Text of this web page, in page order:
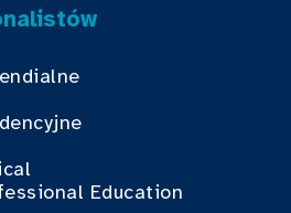
Education